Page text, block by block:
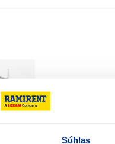
Súhlas